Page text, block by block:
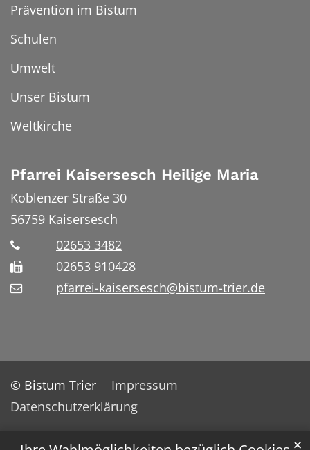
✕
Prävention im Bistum
Schulen
Umwelt
Unser Bistum
Weltkirche
Pfarrei Kaisersesch Heilige Maria
Koblenzer Straße 30
56759 Kaisersesch
02653 3482
02653 910428
pfarrei-kaisersesch@bistum-trier.de
© Bistum Trier
Impressum
Datenschutzerklärung